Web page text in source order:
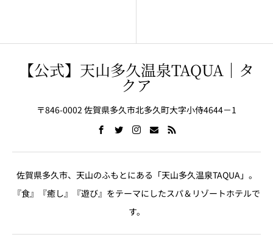
【公式】天山多久温泉TAQUA｜タ
クア
〒846-0002 佐賀県多久市北多久町大字小侍4644－1
佐賀県多久市、天山のふもとにある「天山多久温泉TAQUA」。
『食』『癒し』『遊び』をテーマにしたスパ＆リゾートホテルで
す。